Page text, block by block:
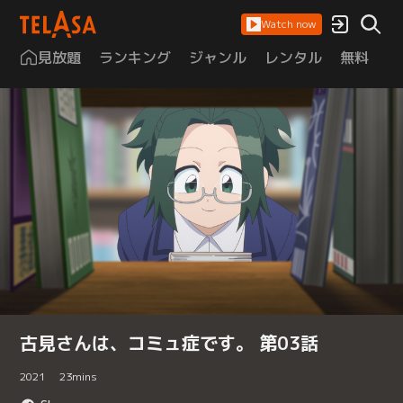
Watch now
見放題 ランキング ジャンル レンタル 無料
古見さんは、コミュ症です。 第03話
2021 23mins